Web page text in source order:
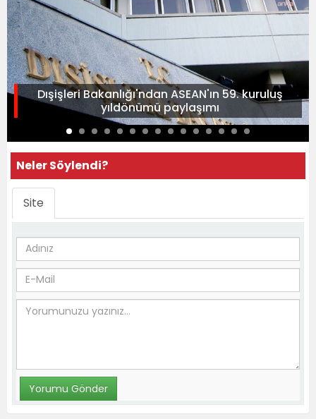
Dışişleri Bakanlığı'ndan ASEAN'ın 59. kuruluş
yıldönümü paylaşımı
Neler Söylendi?
Site